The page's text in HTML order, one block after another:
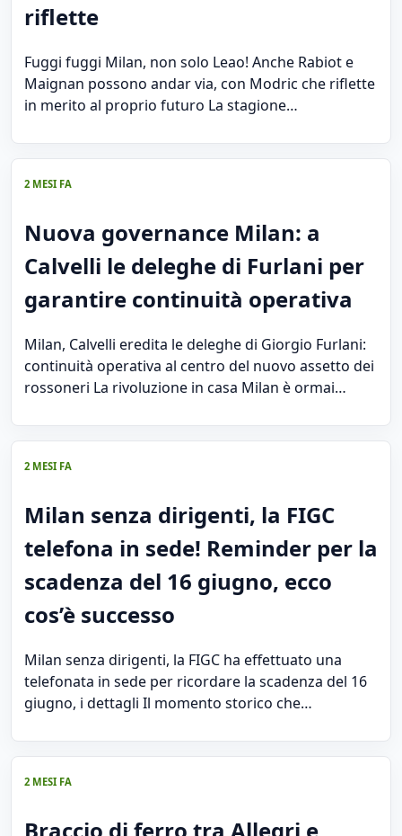
riflette
Fuggi fuggi Milan, non solo Leao! Anche Rabiot e
Maignan possono andar via, con Modric che riflette
in merito al proprio futuro La stagione…
2 MESI FA
Nuova governance Milan: a
Calvelli le deleghe di Furlani per
garantire continuità operativa
Milan, Calvelli eredita le deleghe di Giorgio Furlani:
continuità operativa al centro del nuovo assetto dei
rossoneri La rivoluzione in casa Milan è ormai…
2 MESI FA
Milan senza dirigenti, la FIGC
telefona in sede! Reminder per la
scadenza del 16 giugno, ecco
cos’è successo
Milan senza dirigenti, la FIGC ha effettuato una
telefonata in sede per ricordare la scadenza del 16
giugno, i dettagli Il momento storico che…
2 MESI FA
Braccio di ferro tra Allegri e